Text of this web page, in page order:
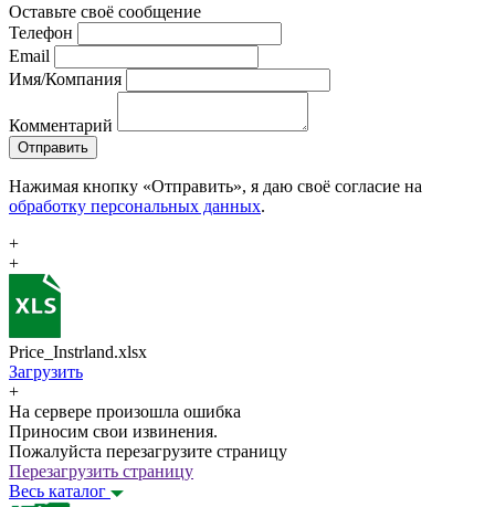
Оставьте своё сообщение
Телефон
Email
Имя/Компания
Комментарий
Отправить
Нажимая кнопку «Отправить», я даю своё согласие на
обработку персональных данных.
+
+
Price_Instrland.xlsx
Загрузить
+
На сервере произошла ошибка
Приносим свои извинения.
Пожалуйста перезагрузите страницу
Перезагрузить страницу
Весь каталог